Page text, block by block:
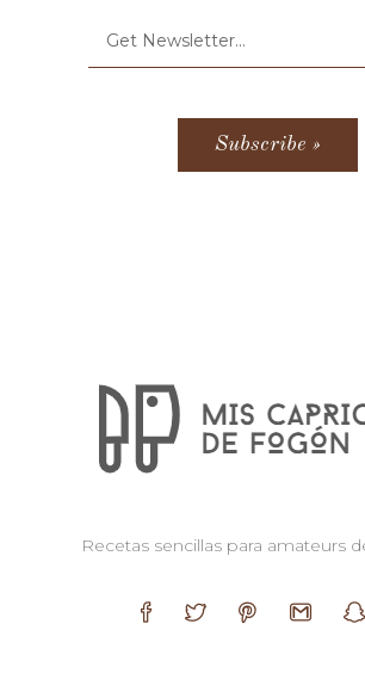
Recetas sencillas para amateurs